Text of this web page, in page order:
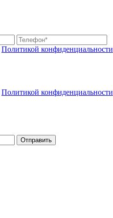
Политикой конфиденциальности
Политикой конфиденциальности